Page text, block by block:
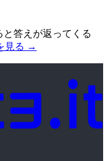
答えが返ってくる
見る →